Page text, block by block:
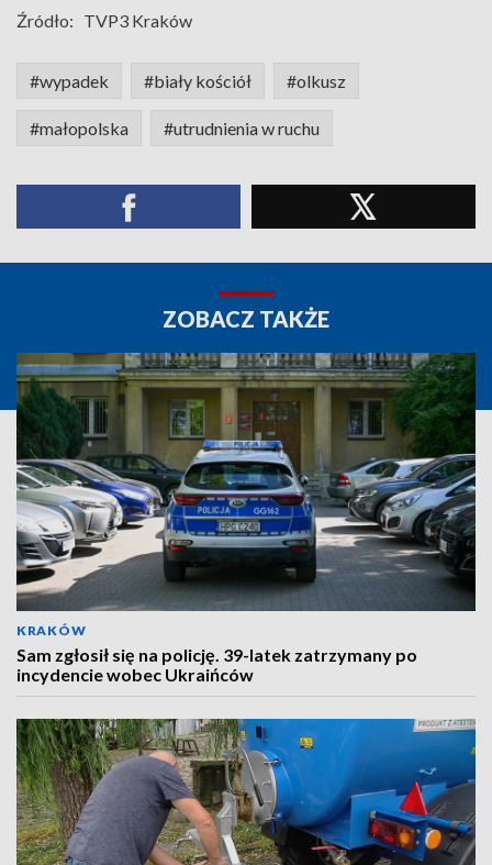
Źródło: TVP3 Kraków
#wypadek #biały kościół #olkusz
#małopolska #utrudnienia w ruchu
ZOBACZ TAKŻE
KRAKÓW
Sam zgłosił się na policję. 39-latek zatrzymany po
incydencie wobec Ukraińców